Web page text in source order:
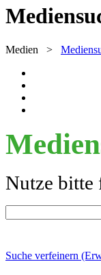
Medien >
Nutze bitte
Suche verfeinern